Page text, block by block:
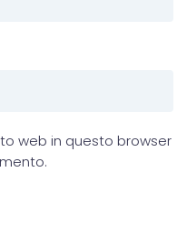
web in questo browser